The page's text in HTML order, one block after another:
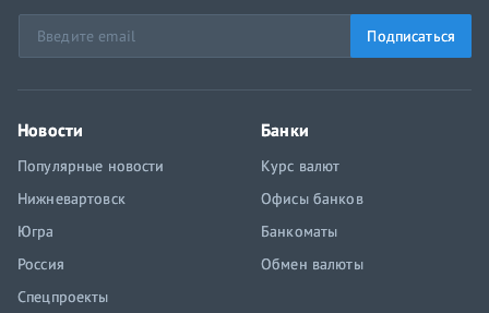
Подписаться
Новости
Популярные новости
Нижневартовск
Югра
Россия
Спецпроекты
Банки
Курс валют
Офисы банков
Банкоматы
Обмен валюты